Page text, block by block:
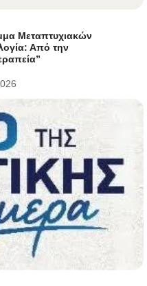
Μεταπτυχιακών
Από την